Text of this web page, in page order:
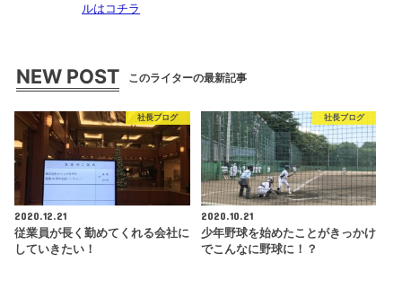
ルはコチラ
NEW POST このライターの最新記事
社長ブログ
2020.12.21
従業員が長く勤めてくれる会社に
していきたい！
社長ブログ
2020.10.21
少年野球を始めたことがきっかけ
でこんなに野球に！？